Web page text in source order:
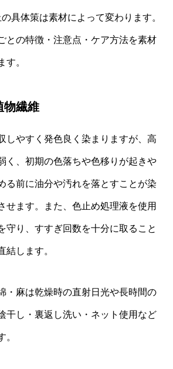
具体策は素材によって変わります。
との特徴・注意点・ケア方法を素材
す。
物繊維
しやすく発色良く染まりますが、高
く、初期の色落ちや色移りが起きや
る前に油分や汚れを落とすことが染
せます。また、色止め処理液を使用
守り、すすぎ回数を十分に取ること
結します。
・麻は乾燥時の直射日光や長時間の
干し・裏返し洗い・ネット使用など
。